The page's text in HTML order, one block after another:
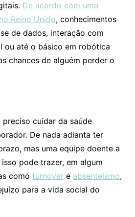
De acordo com uma
Reino Unido, conhecimentos
de dados, interação com
ou até o básico em robótica
chances de alguém perder o
cuidar da saúde
De nada adianta ter
mas uma equipe doente a
pode trazer, em algum
como turnovere absenteísmo,
para a vida social do